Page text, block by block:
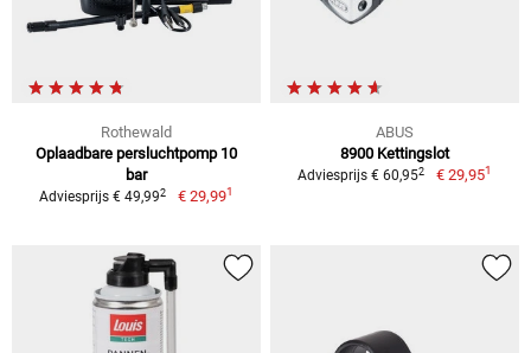
Rothewald
Oplaadbare persluchtpomp 10
bar
Adviesprijs € 49,992 € 29,991
ABUS
8900 Kettingslot
Adviesprijs € 60,952 € 29,951